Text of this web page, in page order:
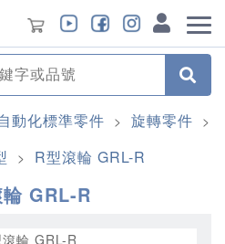
動化標準零件 > 旋轉零件 >
> R型滾輪 GRL-R
GRL-R